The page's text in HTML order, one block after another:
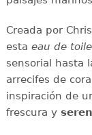
Creada por
esta eau de
sensorial hasta
arrecifes de
inspiración de
frescura y